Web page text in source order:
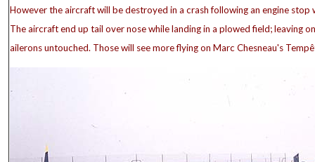
However the aircraft will be destroyed in a crash following an engine stop
The aircraft end up tail over nose while landing in a plowed field; leaving
ailerons untouched. Those will see more flying on Marc Chesneau's